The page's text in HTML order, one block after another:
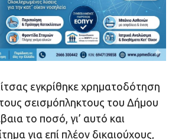
εγκρίθηκε χρηματοδότηση
σεισμόπληκτους του Δήμου
το ποσό, γι’ αυτό και
για επί πλέον δικαιούχους,